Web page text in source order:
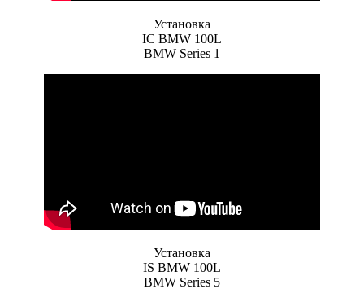
Установка
IC BMW 100L
BMW Series 1
Установка
IS BMW 100L
BMW Series 5